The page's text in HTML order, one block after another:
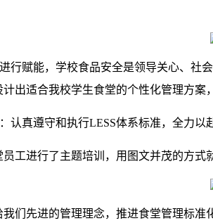
行赋能，学校食品安全是领导关心、
出适合我校学生食堂的个性化管理方
认真遵守和执行LESS体系标准，全力以
工进行了主题培训，用图文并茂的方
们先进的管理理念，推进食堂管理标